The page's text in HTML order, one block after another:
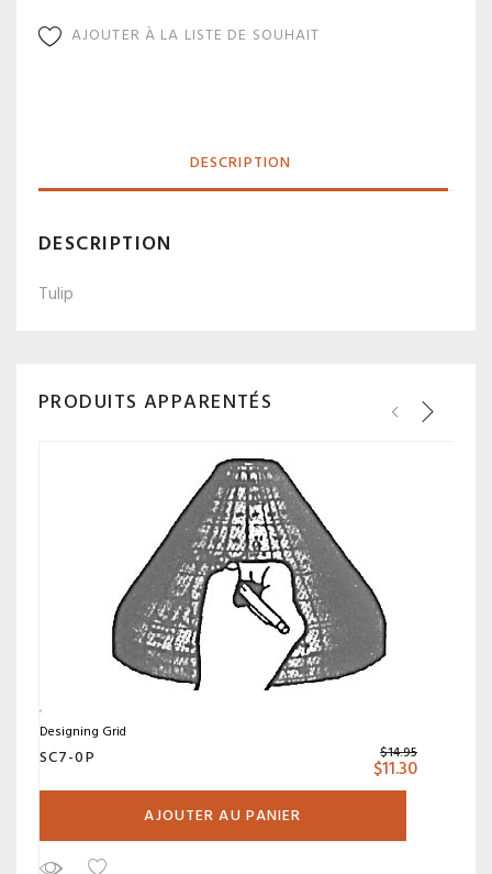
AJOUTER À LA LISTE DE SOUHAIT
DESCRIPTION
DESCRIPTION
Tulip
PRODUITS APPARENTÉS
Designing Grid
SC7-0P $14.95
$11.30
AJOUTER AU PANIER